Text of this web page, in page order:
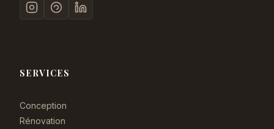
SERVICES
Conception
Rénovation